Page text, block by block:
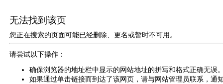
无法找到该页
您正在搜索的页面可能已经删除、更名或暂时不可用。
请尝试以下操作：
确保浏览器的地址栏中显示的网站地址的拼写和格式正确无误
如果通过单击链接而到达了该网页，请与网站管理员联系，通